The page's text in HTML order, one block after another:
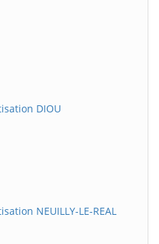
DIOU
NEUILLY-LE-REAL